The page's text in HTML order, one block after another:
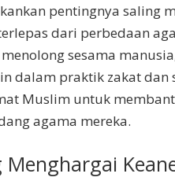
pentingnya saling
dari perbedaan
sesama
dalam praktik zakat dan
Muslim untuk
agama mereka.
Menghargai